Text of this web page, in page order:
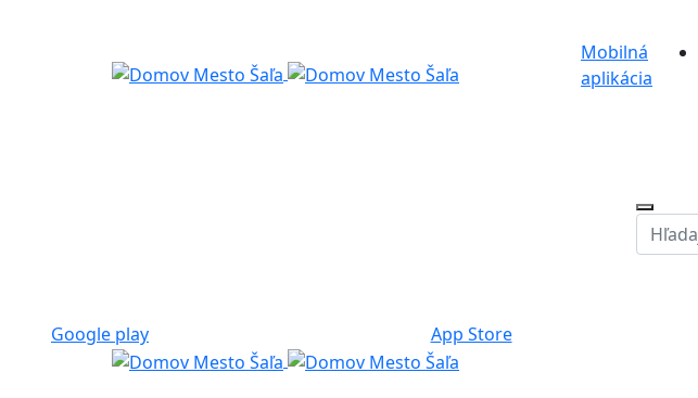
Mobilná
aplikácia
Google play App Store